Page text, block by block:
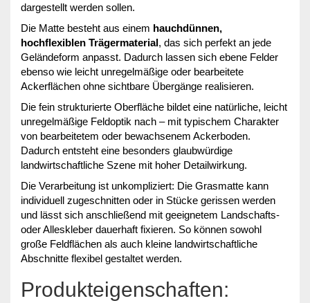
dargestellt werden sollen.
Die Matte besteht aus einem hauchdünnen,
hochflexiblen Trägermaterial, das sich perfekt an jede
Geländeform anpasst. Dadurch lassen sich ebene Felder
ebenso wie leicht unregelmäßige oder bearbeitete
Ackerflächen ohne sichtbare Übergänge realisieren.
Die fein strukturierte Oberfläche bildet eine natürliche, leicht
unregelmäßige Feldoptik nach – mit typischem Charakter
von bearbeitetem oder bewachsenem Ackerboden.
Dadurch entsteht eine besonders glaubwürdige
landwirtschaftliche Szene mit hoher Detailwirkung.
Die Verarbeitung ist unkompliziert: Die Grasmatte kann
individuell zugeschnitten oder in Stücke gerissen werden
und lässt sich anschließend mit geeignetem Landschafts-
oder Alleskleber dauerhaft fixieren. So können sowohl
große Feldflächen als auch kleine landwirtschaftliche
Abschnitte flexibel gestaltet werden.
Produkteigenschaften: